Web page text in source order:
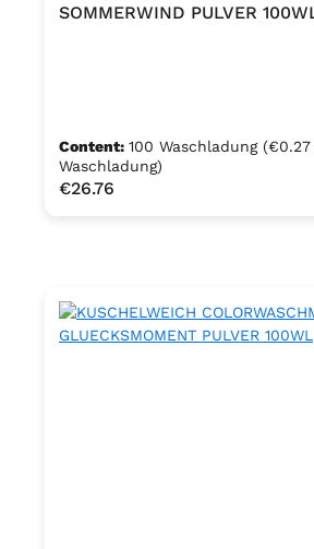
SOMMERWIND PULVER
Content: 100 Waschladung (€0.27
Waschladung)
Regular price:
€26.76